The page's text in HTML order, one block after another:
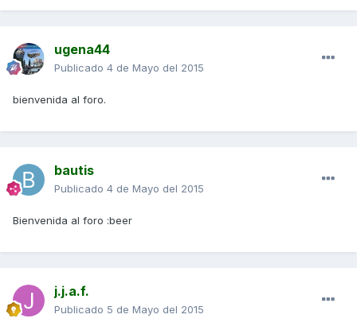
ugena44
Publicado 4 de Mayo del 2015
bienvenida al foro.
bautis
Publicado 4 de Mayo del 2015
Bienvenida al foro :beer
j.j.a.f.
Publicado 5 de Mayo del 2015